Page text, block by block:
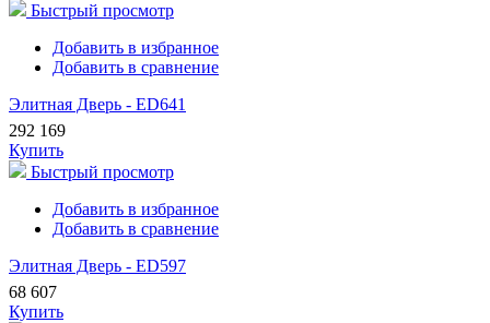
Быстрый просмотр
Добавить в избранное
Добавить в сравнение
Элитная Дверь - ED641
292 169
Купить
Быстрый просмотр
Добавить в избранное
Добавить в сравнение
Элитная Дверь - ED597
68 607
Купить